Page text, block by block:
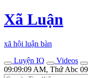
Xã Luận
xã hội luận bàn
Luyện IQ
Videos
09:09:09 AM, Thứ Abc